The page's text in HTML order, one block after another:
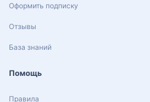
Оформить подписку
Отзывы
База знаний
Помощь
Правила